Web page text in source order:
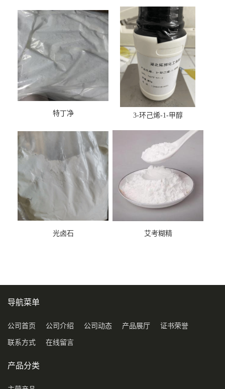
特丁净 3-环己烯-1-甲醇
光卤石 艾考糊精
导航菜单
公司首页 公司介绍 公司动态 产品展厅 证书荣誉
联系方式 在线留言
产品分类